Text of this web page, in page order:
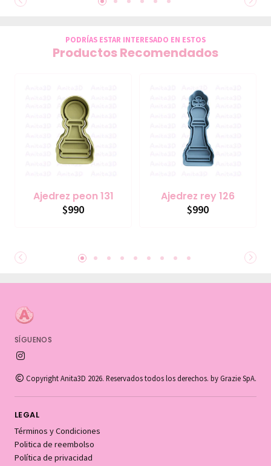
PODRÍAS ESTAR INTERESADO EN ESTOS
Productos Recomendados
Ajedrez peon 131
$990
Ajedrez rey 126
$990
SÍGUENOS
Copyright Anita3D 2026. Reservados todos los derechos. by Grazie SpA.
LEGAL
Términos y Condiciones
Politica de reembolso
Política de privacidad